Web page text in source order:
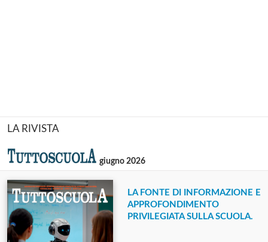
LA RIVISTA
giugno 2026
LA FONTE DI INFORMAZIONE E
APPROFONDIMENTO
PRIVILEGIATA SULLA SCUOLA.